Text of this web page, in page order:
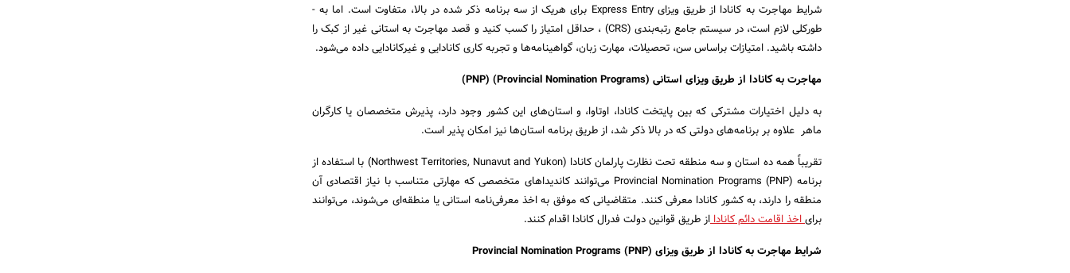
شرایط مهاجرت به کانادا از طریق ویزای Express Entry برای هریک از سه برنامه ذکر شده در بالا، متفاوت است. اما به ­
طورکلی لازم است، در سیستم جامع رتبه­‌بندی (CRS) ، حداقل امتیاز را کسب کنید و قصد مهاجرت به استانی غیر از کبک را
داشته باشید. امتیازات براساس سن، تحصیلات، مهارت زبان، گواهینامه‌­ها و تجربه کاری کانادایی و غیرکانادایی داده می­‌شود.
مهاجرت به کانادا از طریق ویزای استانی (Provincial Nomination Programs) (PNP)
به­ دلیل اختیارات مشترکی که بین پایتخت کانادا، اوتاوا، و استان­‌های این کشور وجود دارد، پذیرش متخصصان یا کارگران
ماهر علاوه بر برنامه­‌های دولتی که در بالا ذکر شد، از طریق برنامه­ استان‌­ها نیز امکان پذیر است.
تقریباً همه ده استان و سه منطقه تحت نظارت پارلمان کانادا (Northwest Territories, Nunavut and Yukon) با استفاده از
برنامه (Provincial Nomination Programs (PNP می­‌توانند کاندیداهای متخصصی که مهارتی متناسب با نیاز اقتصادی آن
منطقه را دارند، به کشور کانادا معرفی کنند. متقاضیانی که موفق به اخذ معرفی­‌نامه استانی یا منطقه‌­ای می­‌شوند، می­‌توانند
برایاخذ اقامت دائم کانادااز طریق قوانین دولت فدرال کانادا اقدام کنند.
شرایط مهاجرت به کانادا از طریق ویزای (Provincial Nomination Programs (PNP